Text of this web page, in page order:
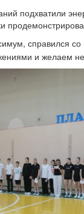
справился
и желаем